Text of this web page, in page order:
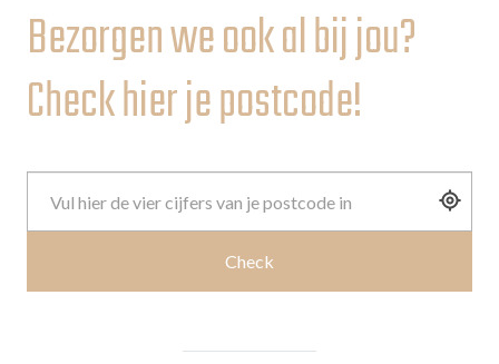
Bezorgen we ook al bij jou?
Check hier je postcode!
Check